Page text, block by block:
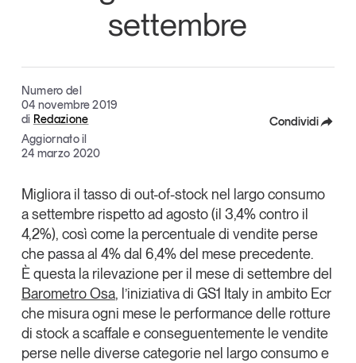
Sostenibilità
Magazine
Articoli
Opinioni
Il Numero
Interviste
Comunicati stampa
Video
Podcast
Tutti gli studi e le ricerche
Eventi e formazione
Tutti gli appuntamenti
settembre
Numero del
04 novembre 2019
di Redazione
Aggiornato il
24 marzo 2020
Condividi
Linkedin
Copia Link
Migliora il tasso di out-of-stock nel largo consumo
a settembre rispetto ad agosto (il 3,4% contro il
4,2%), così come la percentuale di vendite perse
che passa al 4% dal 6,4% del mese precedente.
È questa la rilevazione per il mese di settembre del
Barometro Osa, l’iniziativa di GS1 Italyin ambito Ecr
che misura ogni mese le performance delle rotture
di stock a scaffale e conseguentemente le vendite
perse nelle diverse categorie nel largo consumo e